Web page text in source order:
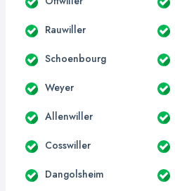
Rauwiller
Schoenbourg
Weyer
Allenwiller
Cosswiller
Dangolsheim